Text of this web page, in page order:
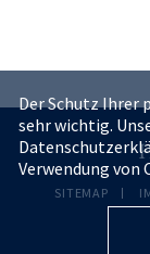
SITEMAP
Der Schutz Ihrer
sehr wichtig.
Verwendung von